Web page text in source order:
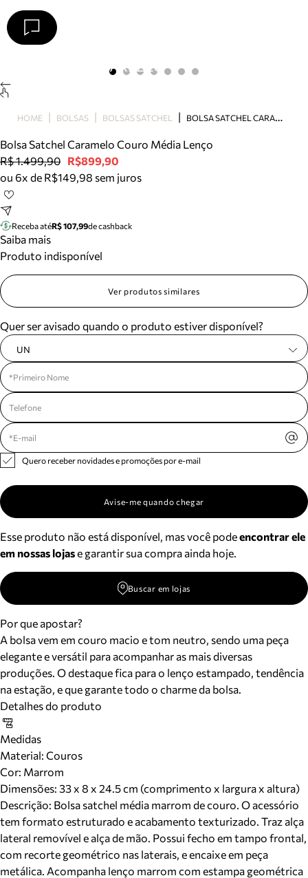
Papete
Scarpin
Mocassim
Bolsa
Tênis
Mule
Rasteira
Precisa de ajuda?
Tire dúvidas sobre pedidos, devoluções e mais.
Acompanhe seus pedidos e solicite devoluções.
Arezzo
HOME BOLSAS BOLSAS SATCHEL B
OLSA SATCHEL CARAMELO COURO MÉDIA LENÇO
Bolsa Satchel Caramelo Couro Média Lenço
R$ 1.499,90 R$899,90
ou 6x de R$149,98 sem juros
Receba atéR$ 107,99de cashback
Saiba mais
Produto indisponível
Ver produtos similares
Quer ser avisado quando o produto estiver disponível?
UN
Quero receber novidades e promoções por e-mail
Avise-me quando chegar
Esse produto não está disponível, mas você podeencontrar ele
em nossas lojase garantir sua compra ainda hoje.
Buscar em lojas
Por que apostar?
A bolsa vem em couro macio e tom neutro, sendo uma peça
elegante e versátil para acompanhar as mais diversas
produções. O destaque fica para o lenço estampado, tendência
na estação, e que garante todo o charme da bolsa.
Detalhes do produto
Medidas
Material: Couros
Cor: Marrom
Dimensões: 33 x 8 x 24.5 cm (comprimento x largura x altura)
Descrição: Bolsa satchel média marrom de couro. O acessório
tem formato estruturado e acabamento texturizado. Traz alça
lateral removível e alça de mão. Possui fecho em tampo frontal,
com recorte geométrico nas laterais, e encaixe em peça
metálica. Acompanha lenço marrom com estampa geométrica